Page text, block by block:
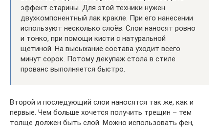
эффект старины. Для этой техники нужен
двухкомпонентный лак кракле. При его нанесении
используют несколько слоёв. Слои наносят ровно
и тонко, при помощи кисти с натуральной
щетиной. На высыхание состава уходит всего
минут сорок. Потому декупаж стола в стиле
прованс выполняется быстро.
Второй и последующий слои наносятся так же, как и
первые. Чем больше хочется получить трещин – тем
толще должен быть слой. Можно использовать фен,